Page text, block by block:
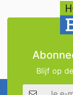
Blijf op
E-mailadres